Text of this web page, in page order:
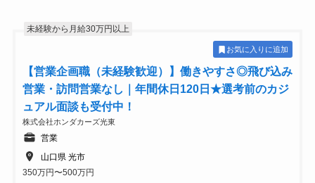
未経験から月給30万円以上
お気に入りに追加
【営業企画職（未経験歓迎）】働きやすさ◎飛び込み
営業・訪問営業なし｜年間休日120日★選考前のカジ
ュアル面談も受付中！
株式会社ホンダカーズ光東
営業
山口県 光市
350万円〜500万円